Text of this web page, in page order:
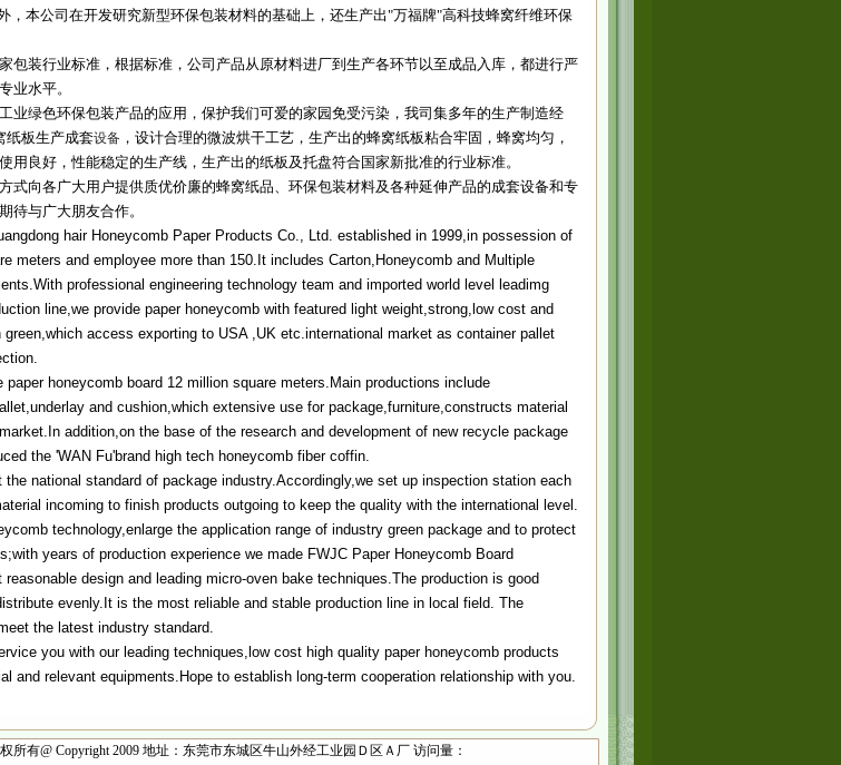
，本公司在开发研究新型环保包装材料的基础上，还生产出"万福牌"高科技蜂窝纤维环保
装行业标准，根据标准，公司产品从原材料进厂到生产各环节以至成品入库，都进行严
业水平。
业绿色环保包装产品的应用，保护我们可爱的家园免受污染，我司集多年的生产制造经
纸板生产成套设备，设计合理的微波烘干工艺，生产出的蜂窝纸板粘合牢固，蜂窝均匀，
用良好，性能稳定的生产线，生产出的纸板及托盘符合国家新批准的行业标准。
向各广大用户提供质优价廉的蜂窝纸品、环保包装材料及各种延伸产品的成套设备和专
待与广大朋友合作。
hair Honeycomb Paper Products Co., Ltd. established in 1999,in possession of
meters and employee more than 150.It includes Carton,Honeycomb and Multiple
professional engineering technology team and imported world level leadimg
line,we provide paper honeycomb with featured light weight,strong,low cost and
green,which access exporting to USA ,UK etc.international market as container pallet
honeycomb board 12 million square meters.Main productions include
and cushion,which extensive use for package,furniture,constructs material
addition,on the base of the research and development of new recycle package
the 'WAN Fu'brand high tech honeycomb fiber coffin.
national standard of package industry.Accordingly,we set up inspection station each
incoming to finish products outgoing to keep the quality with the international level.
technology,enlarge the application range of industry green package and to protect
years of production experience we made FWJC Paper Honeycomb Board
reasonable design and leading micro-oven bake techniques.The production is good
evenly.It is the most reliable and stable production line in local field. The
the latest industry standard.
you with our leading techniques,low cost high quality paper honeycomb products
and relevant equipments.Hope to establish long-term cooperation relationship with you.
所有@ Copyright 2009 地址：东莞市东城区牛山外经工业园Ｄ区Ａ厂 访问量：